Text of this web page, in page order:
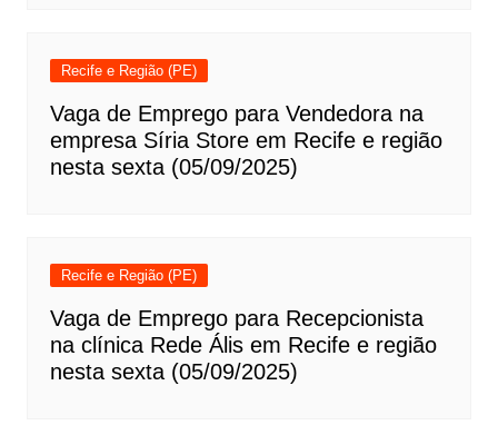
Recife e Região (PE)
Vaga de Emprego para Vendedora na
empresa Síria Store em Recife e região
nesta sexta (05/09/2025)
Recife e Região (PE)
Vaga de Emprego para Recepcionista
na clínica Rede Ális em Recife e região
nesta sexta (05/09/2025)